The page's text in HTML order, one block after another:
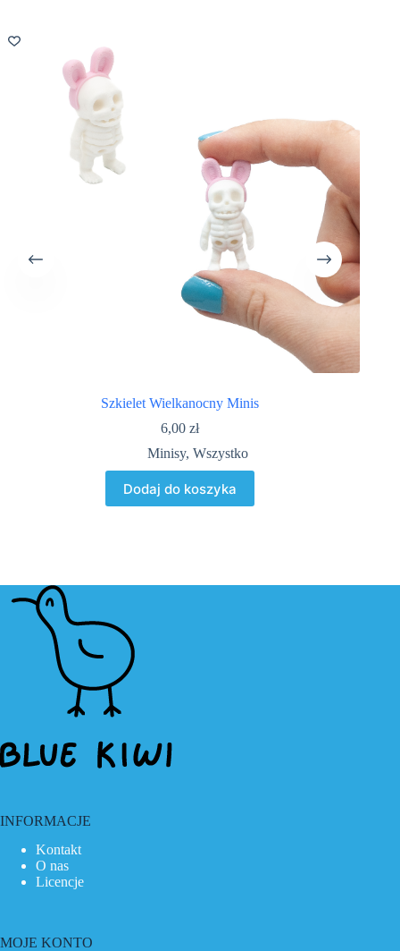
Szkielet Wielkanocny Minis
6,00zł
Minisy,Wszystko
Dodaj do koszyka
INFORMACJE
Kontakt
O nas
Licencje
MOJE KONTO